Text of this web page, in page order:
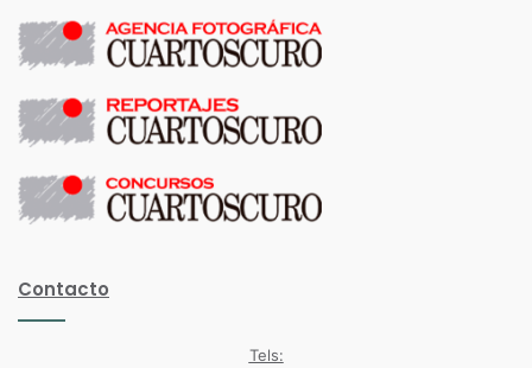
Contacto
Tels: